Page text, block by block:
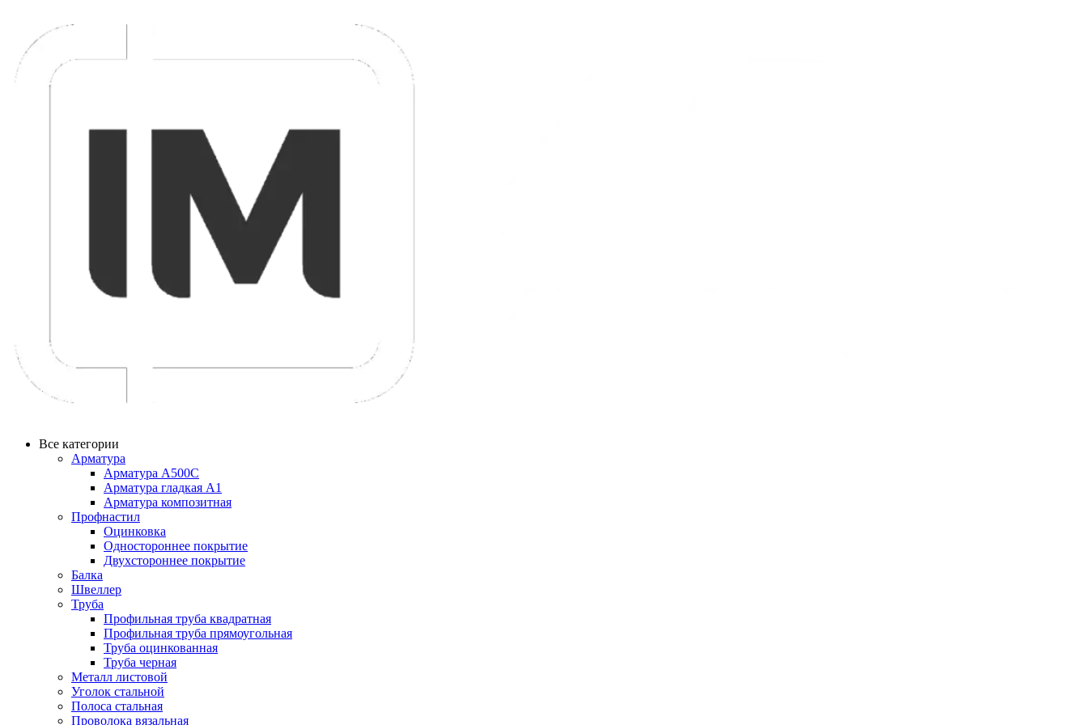
Все категории
Арматура
Арматура А500С
Арматура гладкая А1
Арматура композитная
Профнастил
Оцинковка
Одностороннее покрытие
Двухстороннее покрытие
Балка
Швеллер
Труба
Профильная труба квадратная
Профильная труба прямоугольная
Труба оцинкованная
Труба черная
Металл листовой
Уголок стальной
Полоса стальная
Проволока вязальная